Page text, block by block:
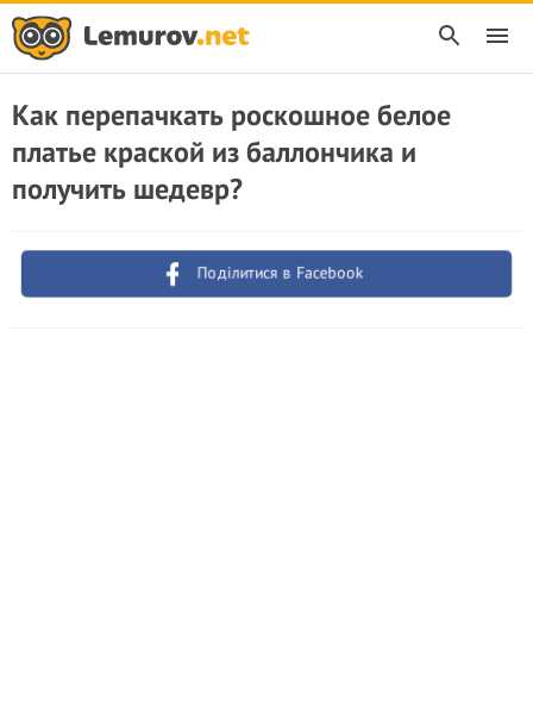
Как перепачкать роскошное белое
платье краской из баллончика и
получить шедевр?
Поділитися в Facebook